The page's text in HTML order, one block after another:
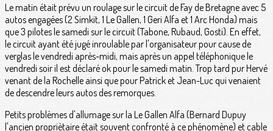
Le matin était prévu un roulage sur le circuit de Fay de Bretagne avec 5
autos engagées (2 Simkit, 1 Le Gallen, 1 Geri Alfa et 1 Arc Honda) mais
que 3 pilotes le samedi sur le circuit (Tabone, Rubaud, Gosti). En effet,
le circuit ayant été jugé inroulable par l'organisateur pour cause de
verglas le vendredi après-midi, mais après un appel téléphonique le
vendredi soir il est déclaré ok pour le samedi matin. Trop tard pur Hervé
venant de la Rochelle ainsi que pour Patrick et Jean-Luc qui venaient
de descendre leurs autos des remorques.
Petits problèmes d'allumage sur la Le Gallen Alfa (Bernard Dupuy
l'ancien propriètaire était souvent confronté à ce phénomène) et cable